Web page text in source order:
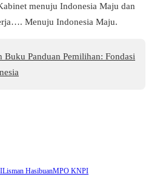
menuju Indonesia Maju dan
Menuju Indonesia Maju.
Buku Panduan Pemilihan: Fondasi
Lisman HasibuanMPO KNPI